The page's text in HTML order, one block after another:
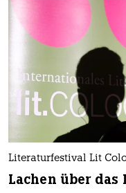
Literaturfestival Lit
Lachen über das